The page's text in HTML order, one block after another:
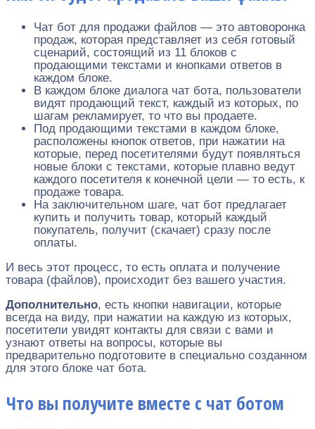
Чат бот для продажи файлов — это автоворонка
продаж, которая представляет из себя готовый
сценарий, состоящий из 11 блоков с
продающими текстами и кнопками ответов в
каждом блоке.
В каждом блоке диалога чат бота, пользователи
видят продающий текст, каждый из которых, по
шагам рекламирует, то что вы продаете.
Под продающими текстами в каждом блоке,
расположены кнопок ответов, при нажатии на
которые, перед посетителями будут появляться
новые блоки с текстами, которые плавно ведут
каждого посетителя к конечной цели — то есть, к
продаже товара.
На заключительном шаге, чат бот предлагает
купить и получить товар, который каждый
покупатель, получит (скачает) сразу после
оплаты.
И весь этот процесс, то есть оплата и получение
товара (файлов), происходит без вашего участия.
Дополнительно, есть кнопки навигации, которые
всегда на виду, при нажатии на каждую из которых,
посетители увидят контакты для связи с вами и
узнают ответы на вопросы, которые вы
предварительно подготовите в специально созданном
для этого блоке чат бота.
Что вы получите вместе с чат ботом